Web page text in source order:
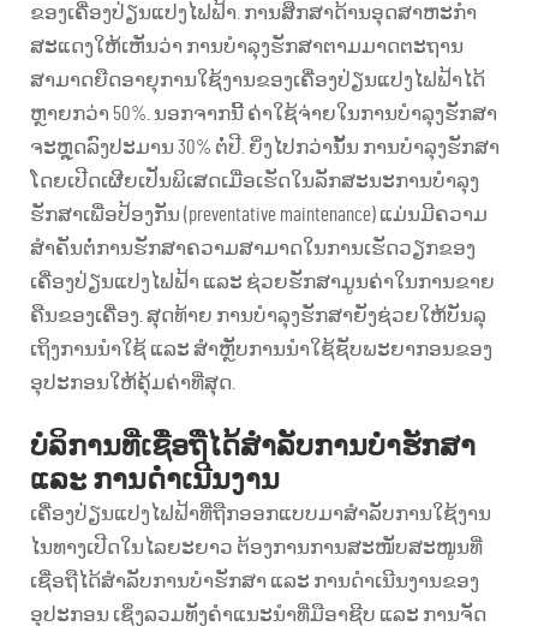
ຂອງເຄື່ອງປ່ຽນແປງໄຟຟ້າ. ການສຶກສາດ້ານອຸດສາຫະກຳ
ສະແດງໃຫ້ເຫັນວ່າ ການບໍາລຸງຮັກສາຕາມມາດຕະຖານ
ສາມາດຍືດອາຍຸການໃຊ້ງານຂອງເຄື່ອງປ່ຽນແປງໄຟຟ້າໄດ້
ຫຼາຍກວ່າ 50%. ນອກຈາກນີ້ ຄ່າໃຊ້ຈ່າຍໃນການບໍາລຸງຮັກສາ
ຈະຫຼຸດລົງປະມານ 30% ຕໍ່ປີ. ຍິ່ງໄປກວ່ານັ້ນ ການບໍາລຸງຮັກສາ
ໂດຍເປີດເຜີຍເປັນພິເສດເມື່ອເຮັດໃນລັກສະນະການບໍາລຸງ
ຮັກສາເພື່ອປ້ອງກັນ (preventative maintenance) ແມ່ນມີຄວາມ
ສຳຄັນຕໍ່ການຮັກສາຄວາມສາມາດໃນການເຮັດວຽກຂອງ
ເຄື່ອງປ່ຽນແປງໄຟຟ້າ ແລະ ຊ່ວຍຮັກສາມູນຄ່າໃນການຂາຍ
ຄືນຂອງເຄື່ອງ. ສຸດທ້າຍ ການບໍາລຸງຮັກສາຍັງຊ່ວຍໃຫ້ບັນລຸ
ເຖິງການນຳໃຊ້ ແລະ ສຳຫຼັບການນຳໃຊ້ຊັບພະຍາກອນຂອງ
ອຸປະກອນໃຫ້ຄຸ້ມຄ່າທີ່ສຸດ.
ບໍລິການທີ່ເຊື່ອຖືໄດ້ສຳລັບການບໍາຮັກສາ
ແລະ ການດຳເນີນງານ
ເຄື່ອງປ່ຽນແປງໄຟຟ້າທີ່ຖືກອອກແບບມາສຳລັບການໃຊ້ງານ
ໄນທາງເປີດໃນໄລຍະຍາວ ຕ້ອງການການສະໜັບສະໜູນທີ່
ເຊື່ອຖືໄດ້ສຳລັບການບໍາຮັກສາ ແລະ ການດຳເນີນງານຂອງ
ອຸປະກອນ ເຊິ່ງລວມທັງຄຳແນະນຳທີ່ມືອາຊີບ ແລະ ການຈັດ